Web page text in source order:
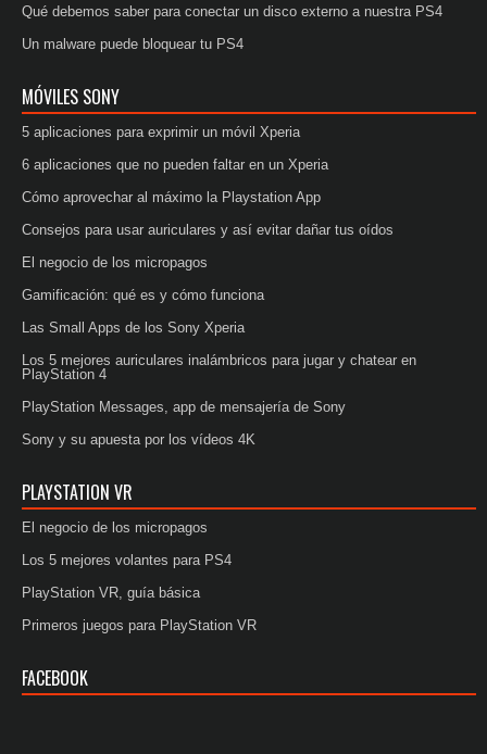
Qué debemos saber para conectar un disco externo a nuestra PS4
Un malware puede bloquear tu PS4
MÓVILES SONY
5 aplicaciones para exprimir un móvil Xperia
6 aplicaciones que no pueden faltar en un Xperia
Cómo aprovechar al máximo la Playstation App
Consejos para usar auriculares y así evitar dañar tus oídos
El negocio de los micropagos
Gamificación: qué es y cómo funciona
Las Small Apps de los Sony Xperia
Los 5 mejores auriculares inalámbricos para jugar y chatear en
PlayStation 4
PlayStation Messages, app de mensajería de Sony
Sony y su apuesta por los vídeos 4K
PLAYSTATION VR
El negocio de los micropagos
Los 5 mejores volantes para PS4
PlayStation VR, guía básica
Primeros juegos para PlayStation VR
FACEBOOK